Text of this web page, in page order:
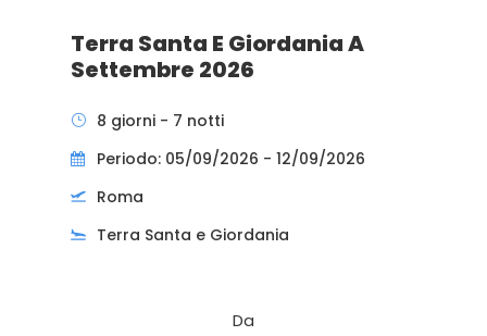
Terra Santa E Giordania A
Settembre 2026
8 giorni - 7 notti
Periodo: 05/09/2026 - 12/09/2026
Roma
Terra Santa e Giordania
Da